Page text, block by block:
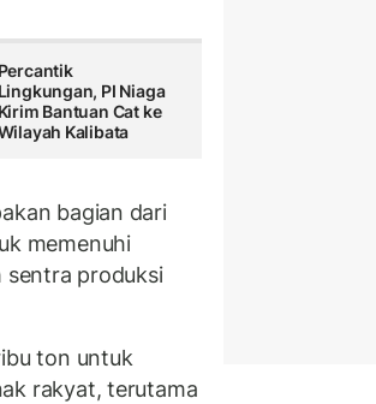
Percantik
Lingkungan, PI Niaga
Kirim Bantuan Cat ke
Kalibata
bagian dari
memenuhi
sentra produksi
ton untuk
rakyat, terutama